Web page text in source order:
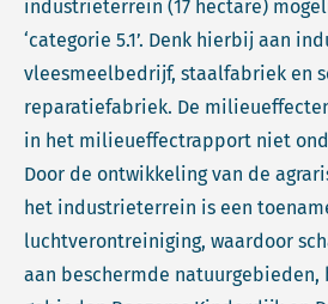
industrieterrein (17 hectare)
‘categorie 5.1’. Denk hierbij aan
vleesmeelbedrijf, staalfabriek en
reparatiefabriek. De
in het milieueffectrapport niet
Door de ontwikkeling van de
het industrieterrein is een
luchtverontreiniging, waardoor
aan beschermde